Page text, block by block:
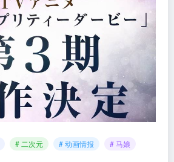
# 二次元 # 动画情报 # 马娘